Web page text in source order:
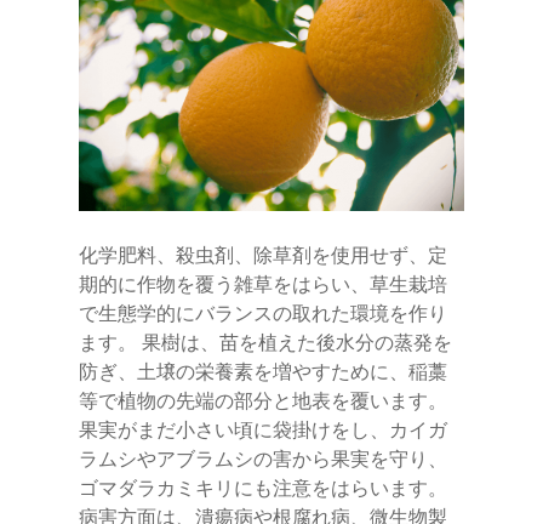
化学肥料、殺虫剤、除草剤を使用せず、定
期的に作物を覆う雑草をはらい、草生栽培
で生態学的にバランスの取れた環境を作り
ます。 果樹は、苗を植えた後水分の蒸発を
防ぎ、土壌の栄養素を増やすために、稲藁
等で植物の先端の部分と地表を覆います。
果実がまだ小さい頃に袋掛けをし、カイガ
ラムシやアブラムシの害から果実を守り、
ゴマダラカミキリにも注意をはらいます。
病害方面は、潰瘍病や根腐れ病、微生物製